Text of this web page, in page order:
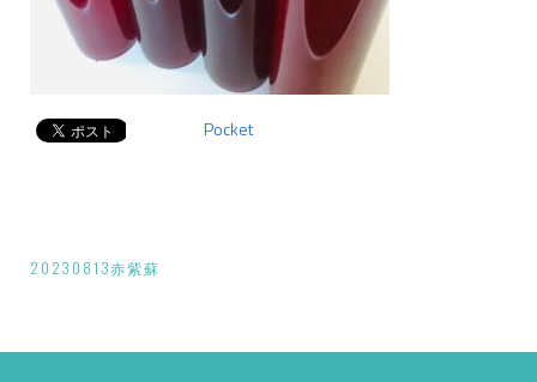
Pocket
投
ナ
20230813赤紫蘇